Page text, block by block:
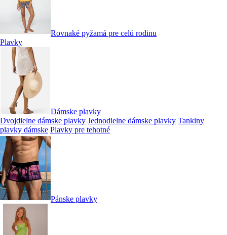
Rovnaké pyžamá pre celú rodinu
Plavky
Dámske plavky
Dvojdielne dámske plavky Jednodielne dámske plavky Tankiny
plavky dámske Plavky pre tehotné
Pánske plavky